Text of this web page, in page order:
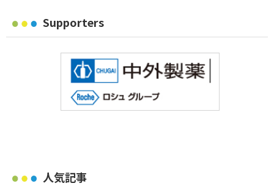
Supporters
人気記事